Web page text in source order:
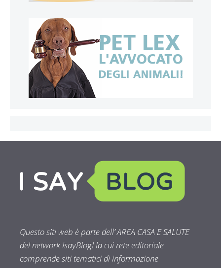
Questo siti web è parte dell’ AREA CASA E SALUTE
del network IsayBlog! la cui rete editoriale
comprende siti tematici di informazione